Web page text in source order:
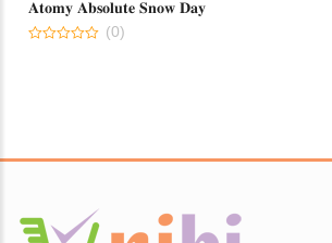
𝐀𝐭𝐨𝐦𝐲 𝐀𝐛𝐬𝐨𝐥𝐮𝐭𝐞 𝐒𝐧𝐨𝐰 𝐃𝐚𝐲
𝐂𝐫𝐞𝐚𝐦
(0)
Set Atomy Evening Care Hàn
Quốc - Bộ sản phẩm chăm sóc